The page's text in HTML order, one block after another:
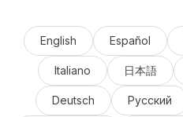
English Español
Italiano 日本語
Deutsch Русский